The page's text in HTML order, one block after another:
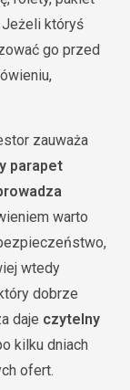
któryś
go przed
zauważa
parapet
warto
wtedy
dobrze
daje czytelny
kilku dniach
ofert.